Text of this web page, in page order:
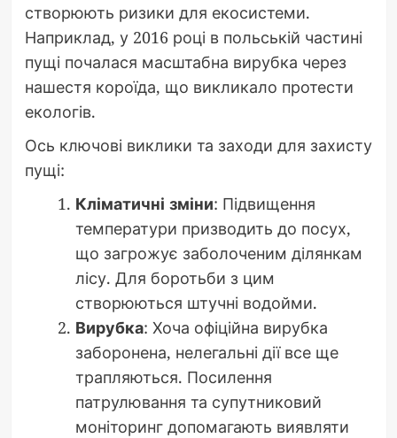
створюють ризики для екосистеми.
Наприклад, у 2016 році в польській частині
пущі почалася масштабна вирубка через
нашестя короїда, що викликало протести
екологів.
Ось ключові виклики та заходи для захисту
пущі:
Кліматичні зміни: Підвищення
температури призводить до посух,
що загрожує заболоченим ділянкам
лісу. Для боротьби з цим
створюються штучні водойми.
Вирубка: Хоча офіційна вирубка
заборонена, нелегальні дії все ще
трапляються. Посилення
патрулювання та супутниковий
моніторинг допомагають виявляти